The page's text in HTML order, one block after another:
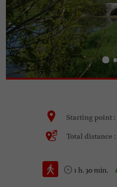
Starting point :
Total distance :
1 h. 30 min.